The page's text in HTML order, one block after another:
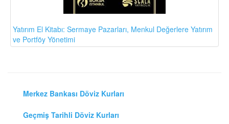
Yatırım El Kitabı: Sermaye Pazarları, Menkul Değerlere Yatırım
ve Portföy Yönetimi
Merkez Bankası Döviz Kurları
Geçmiş Tarihli Döviz Kurları